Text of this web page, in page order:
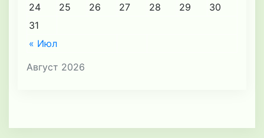
Август 2026
« Июл
24
25 26 27 28 29
30
31